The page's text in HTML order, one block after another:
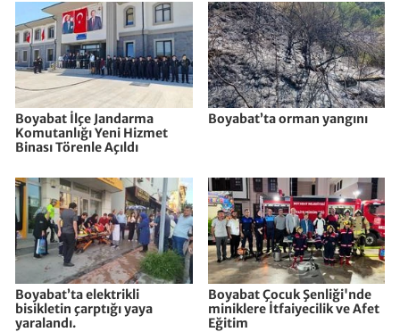
Boyabat İlçe Jandarma
Komutanlığı Yeni Hizmet
Binası Törenle Açıldı
Boyabat’ta orman yangını
Boyabat’ta elektrikli
bisikletin çarptığı yaya
yaralandı.
Boyabat Çocuk Şenliği'nde
miniklere İtfaiyecilik ve Afet
Eğitim